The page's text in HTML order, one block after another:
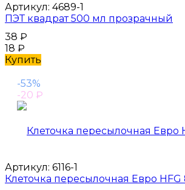
Артикул: 4689-1
ПЭТ квадрат 500 мл прозрачный
38 ₽
18 ₽
Купить
-53%
-20 ₽
Артикул: 6116-1
Клеточка пересылочная Евро HFG